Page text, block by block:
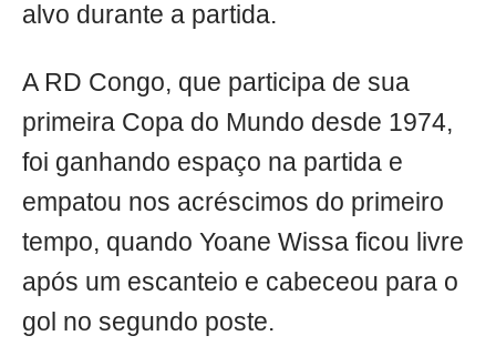
alvo durante a partida.
A RD Congo, que participa de sua
primeira Copa do Mundo desde 1974,
foi ganhando espaço na partida e
empatou nos acréscimos do primeiro
tempo, quando Yoane Wissa ficou livre
após um escanteio e cabeceou para o
gol no segundo poste.